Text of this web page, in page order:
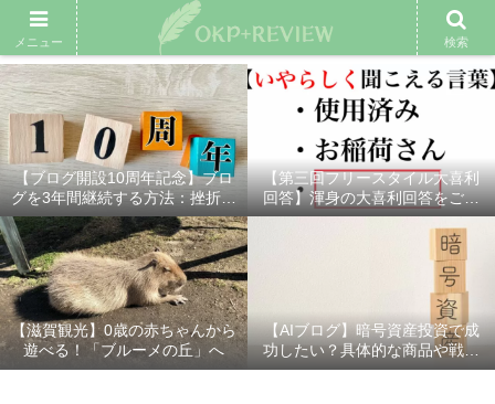
雑記ブログ プロフィール 余興動画 ベスト大喜利 スポ
【ブログ開設10周年記念】ブロ
グを3年間継続する方法：挫折し
ないための7つの秘訣
【第三回フリースタイル大喜利
回答】渾身の大喜利回答をご紹
介！
【滋賀観光】0歳の赤ちゃんから
遊べる！「ブルーメの丘」へ
【AIブログ】暗号資産投資で成
功したい？具体的な商品や戦略
を分かりやすく解説！
メニュー 検索